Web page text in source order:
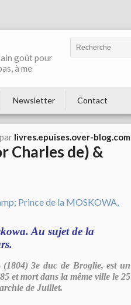
goût pour
à me
Newsletter Contact
livres.epuises.over-blog.com
Charles de) &
Au sujet de la
3e duc de Broglie, est un
et mort dans la même ville le 25
de Juillet.